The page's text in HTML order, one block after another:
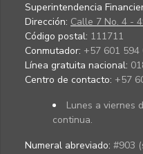
Superintendencia
Dirección: Calle 7 No. 4 -
Código postal: 111711
Conmutador: +57 601
Línea gratuita nacional:
Centro de contacto: +57
Lunes a viernes
continua.
Numeral abreviado: #903